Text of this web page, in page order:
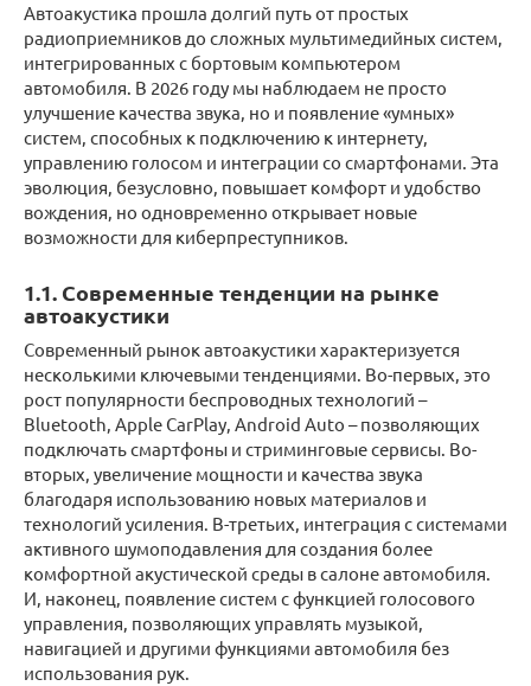
Автоакустика прошла долгий путь от простых
радиоприемников до сложных мультимедийных систем,
интегрированных с бортовым компьютером
автомобиля. В 2026 году мы наблюдаем не просто
улучшение качества звука, но и появление «умных»
систем, способных к подключению к интернету,
управлению голосом и интеграции со смартфонами. Эта
эволюция, безусловно, повышает комфорт и удобство
вождения, но одновременно открывает новые
возможности для киберпреступников.
1.1. Современные тенденции на рынке
автоакустики
Современный рынок автоакустики характеризуется
несколькими ключевыми тенденциями. Во-первых, это
рост популярности беспроводных технологий –
Bluetooth, Apple CarPlay, Android Auto – позволяющих
подключать смартфоны и стриминговые сервисы. Во-
вторых, увеличение мощности и качества звука
благодаря использованию новых материалов и
технологий усиления. В-третьих, интеграция с системами
активного шумоподавления для создания более
комфортной акустической среды в салоне автомобиля.
И, наконец, появление систем с функцией голосового
управления, позволяющих управлять музыкой,
навигацией и другими функциями автомобиля без
использования рук.